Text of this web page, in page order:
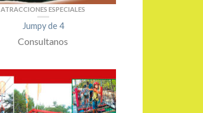
ATRACCIONES ESPECIALES
Jumpy de 4
Consultanos